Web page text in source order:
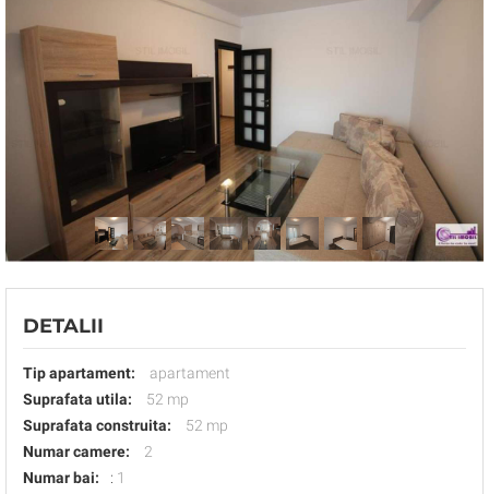
DETALII
Tip apartament:
apartament
Suprafata utila:
52 mp
Suprafata construita:
52 mp
Numar camere:
2
Numar bai:
: 1